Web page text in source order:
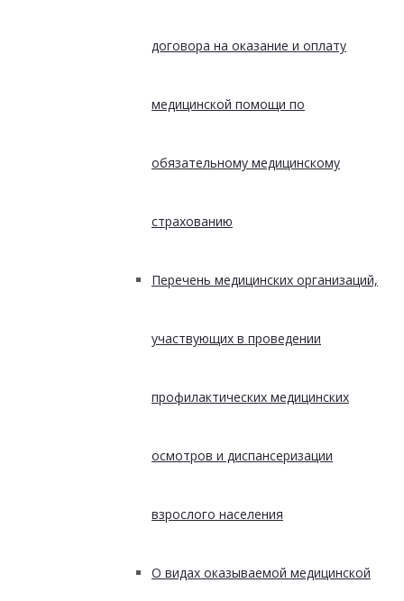
договора на оказание и оплату
медицинской помощи по
обязательному медицинскому
страхованию
Перечень медицинских организаций,
участвующих в проведении
профилактических медицинских
осмотров и диспансеризации
взрослого населения
О видах оказываемой медицинской